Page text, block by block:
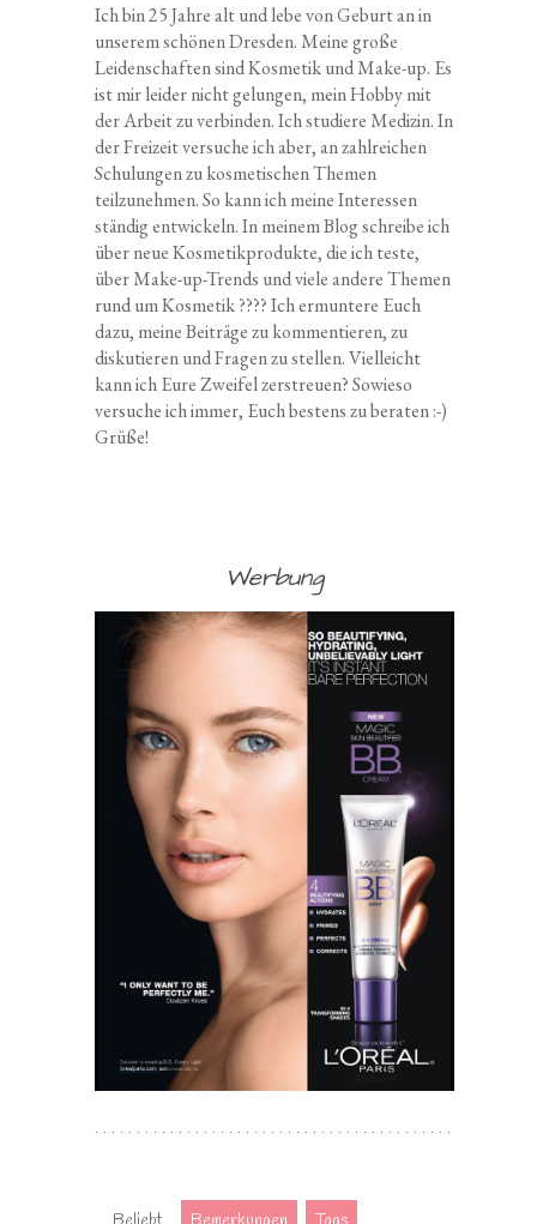
Ich bin 25 Jahre alt und lebe von Geburt an in
unserem schönen Dresden. Meine große
Leidenschaften sind Kosmetik und Make-up. Es
ist mir leider nicht gelungen, mein Hobby mit
der Arbeit zu verbinden. Ich studiere Medizin. In
der Freizeit versuche ich aber, an zahlreichen
Schulungen zu kosmetischen Themen
teilzunehmen. So kann ich meine Interessen
ständig entwickeln. In meinem Blog schreibe ich
über neue Kosmetikprodukte, die ich teste,
über Make-up-Trends und viele andere Themen
rund um Kosmetik ???? Ich ermuntere Euch
dazu, meine Beiträge zu kommentieren, zu
diskutieren und Fragen zu stellen. Vielleicht
kann ich Eure Zweifel zerstreuen? Sowieso
versuche ich immer, Euch bestens zu beraten :-)
Grüße!
Werbung